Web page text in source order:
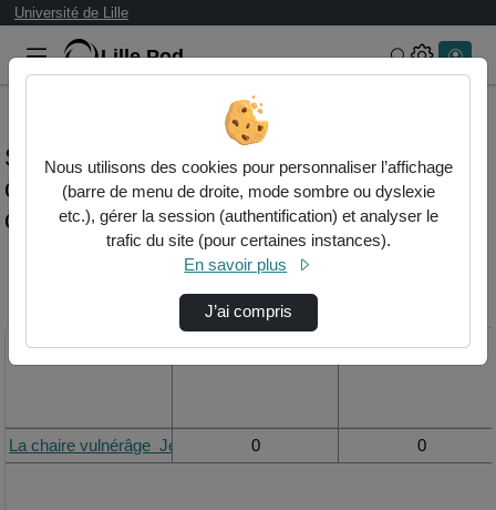
Université de Lille
Lille.Pod Rechercher
Statistiques de visualisation de la vidéo La
chaire vulnérâge jean-baptiste beuscart -
carla di martino
Titre Vue de la journée Vue du mois
La chaire vulnérâge  Jean-Baptiste Beuscart - Carla Di Martino
0 0
Nous utilisons des cookies pour personnaliser l’affichage
(barre de menu de droite, mode sombre ou dyslexie
etc.), gérer la session (authentification) et analyser le
trafic du site (pour certaines instances).
En savoir plus
J’ai compris